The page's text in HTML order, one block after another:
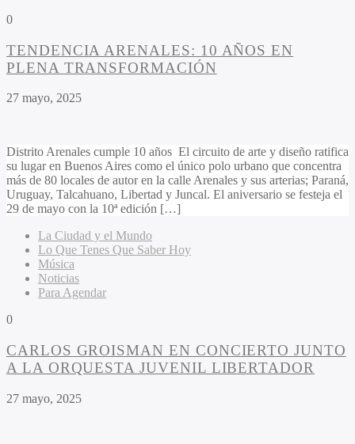
0
TENDENCIA ARENALES: 10 AÑOS EN
PLENA TRANSFORMACIÓN
27 mayo, 2025
Distrito Arenales cumple 10 años El circuito de arte y diseño ratifica
su lugar en Buenos Aires como el único polo urbano que concentra
más de 80 locales de autor en la calle Arenales y sus arterias; Paraná,
Uruguay, Talcahuano, Libertad y Juncal. El aniversario se festeja el
29 de mayo con la 10ª edición […]
La Ciudad y el Mundo
Lo Que Tenes Que Saber Hoy
Música
Noticias
Para Agendar
0
CARLOS GROISMAN EN CONCIERTO JUNTO
A LA ORQUESTA JUVENIL LIBERTADOR
27 mayo, 2025